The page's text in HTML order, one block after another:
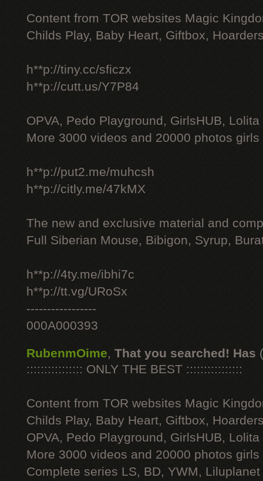
Content from TOR websites Magic
Childs Play, Baby Heart, Giftbox,
h**p://tiny.cc/sficzx
h**p://cutt.us/Y7P84
OPVA, Pedo Playground, GirlsHUB, Lolita
More 3000 videos and 20000 photos
h**p://put2.me/muhcsh
h**p://citly.me/47kMX
The new and exclusive material and
Full Siberian Mouse, Bibigon, Syrup,
h**p://4ty.me/ibhi7c
h**p://tt.vg/URoSx
-----------------
000A000393
RubenmOime, That you searched! Has
:::::::::::::::: ONLY THE BEST ::::::::::::::::
Content from TOR websites Magic
Childs Play, Baby Heart, Giftbox,
OPVA, Pedo Playground, GirlsHUB, Lolita
More 3000 videos and 20000 photos
Complete series LS, BD, YWM, Liluplanet